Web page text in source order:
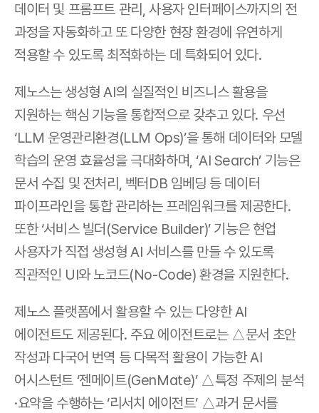
데이터 및 프롬프트 관리, 사용자 인터페이스까지의 전
과정을 자동화하고 또 다양한 현장 환경에 유연하게
적용할 수 있도록 최적화하는 데 특화되어 있다.
제노스는 생성형 AI의 실질적인 비즈니스 활용을
지원하는 핵심 기능을 통합적으로 갖추고 있다. 우선
‘LLM 운영관리환경(LLM Ops)’을 통해 데이터와 모델
학습의 운영 효율성을 극대화하며, ‘AI Search’ 기능은
문서 수집 및 전처리, 벡터DB 임베딩 등 데이터
파이프라인을 통합 관리하는 프레임워크를 제공한다.
또한 ‘서비스 빌더(Service Builder)’ 기능은 현업
사용자가 직접 생성형 AI 서비스를 만들 수 있도록
직관적인 UI와 노코드(No-Code) 환경을 지원한다.
제노스 플랫폼에서 활용할 수 있는 다양한 AI
에이전트도 제공된다. 주요 에이전트로는 △문서 초안
작성과 다국어 번역 등 다목적 활용이 가능한 AI
어시스턴트 ‘젠메이트(GenMate)’ △특정 주제의 분석
·요약을 수행하는 ‘리서치 에이전트’ △과거 문서를